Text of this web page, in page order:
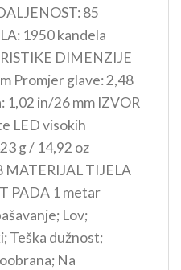
85
1950 kandela
DIMENZIJE
Promjer glave: 2,48
1,02 in/26 mm IZVOR
LED visokih
g / 14,92 oz
TIJELA
PADA 1 metar
Lov;
Teška dužnost;
Na